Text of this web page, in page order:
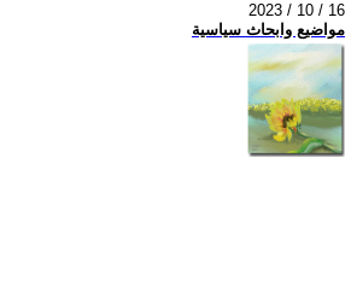
2023 / 10 / 16
مواضيع وابحاث سياسية